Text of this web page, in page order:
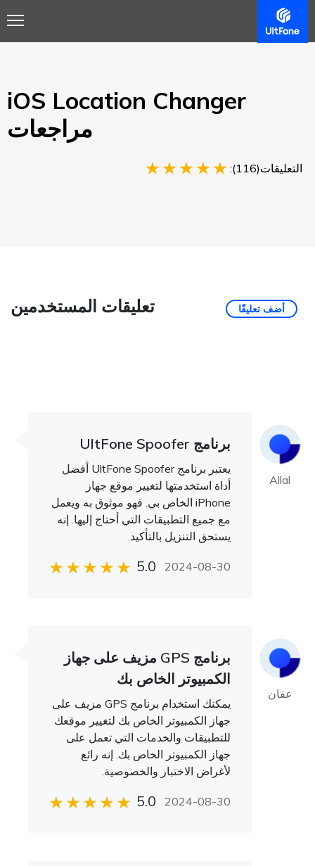
ملخص
iOS Location Changer
مراجعات
التعليقات(116):
تعليقات المستخدمين أضف تعليقًا
Allal
برنامج UltFone Spoofer
يعتبر برنامج UltFone Spoofer أفضل
أداة استخدمتها لتغيير موقع جهاز
iPhone الخاص بي. فهو موثوق به ويعمل
مع جميع التطبيقات التي أحتاج إليها. إنه
يستحق التنزيل بالتأكيد.
5.0 2024-08-30
عفان
برنامج GPS مزيف على جهاز
الكمبيوتر الخاص بك
يمكنك استخدام برنامج GPS مزيف على
جهاز الكمبيوتر الخاص بك لتغيير موقعك
للتطبيقات والخدمات التي تعمل على
جهاز الكمبيوتر الخاص بك. إنه رائع
لأغراض الاختبار والخصوصية.
5.0 2024-08-30